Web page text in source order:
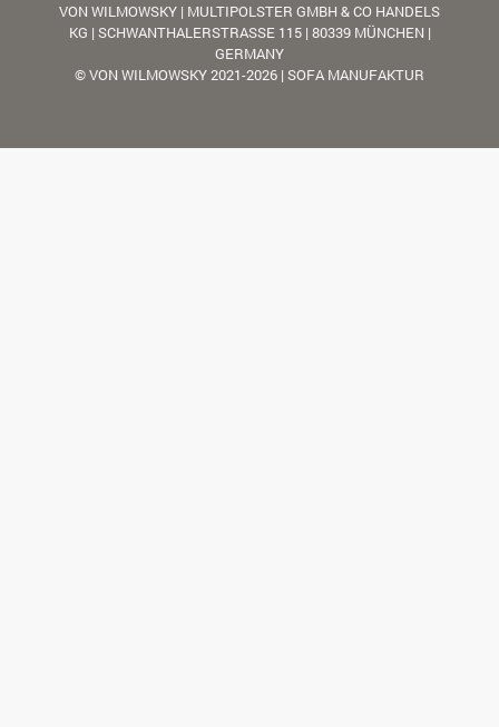
VON WILMOWSKY | MULTIPOLSTER GMBH & CO HANDELS
KG | SCHWANTHALERSTRASSE 115 | 80339 MÜNCHEN |
GERMANY
© VON WILMOWSKY 2021-2026 | SOFA MANUFAKTUR